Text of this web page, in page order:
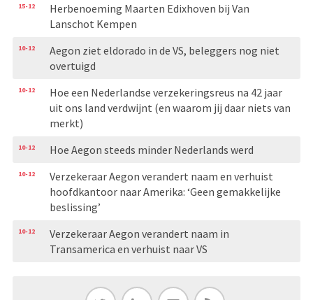
15-12
Herbenoeming Maarten Edixhoven bij Van
Lanschot Kempen
10-12
Aegon ziet eldorado in de VS, beleggers nog niet
overtuigd
10-12
Hoe een Nederlandse verzekeringsreus na 42 jaar
uit ons land verdwijnt (en waarom jij daar niets van
merkt)
10-12 Hoe Aegon steeds minder Nederlands werd
10-12
Verzekeraar Aegon verandert naam en verhuist
hoofdkan­toor naar Amerika: ‘Geen gemakkelijke
beslissing’
10-12
Verzekeraar Aegon verandert naam in
Transamerica en verhuist naar VS